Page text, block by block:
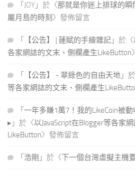
「 JOY 」於〈那就是你迷上排球的
屬月島的時刻 〉發佈留言
「 【公告】 | 蓮賦的手繪雜記 」於〈
各家網誌的文末、側欄產生LikeButton
「 【公告】 - 翠綠色的自由天地 」
等各家網誌的文末、側欄產生
「 一年多賺1萬7！我的LikeCoin被
▸ 」於〈以JavaScript在Blogger等各家
LikeButton〉發佈留言
「 浩剛 」於〈下一個台灣虛擬主機